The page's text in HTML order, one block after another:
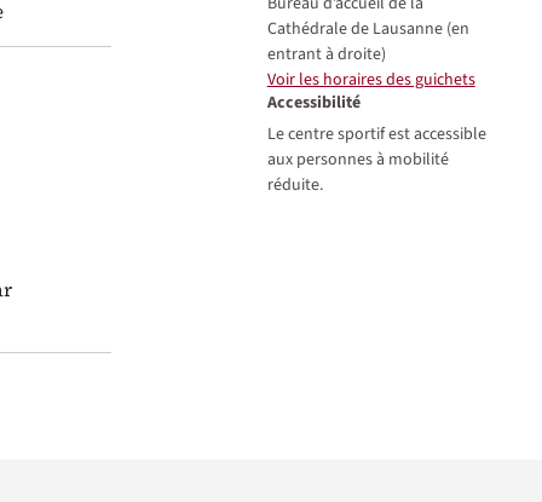
Cathédrale de Lausanne (en
entrant à droite)
Voir les horaires des guichets
Accessibilité
Le centre sportif est accessible
aux personnes à mobilité
réduite.